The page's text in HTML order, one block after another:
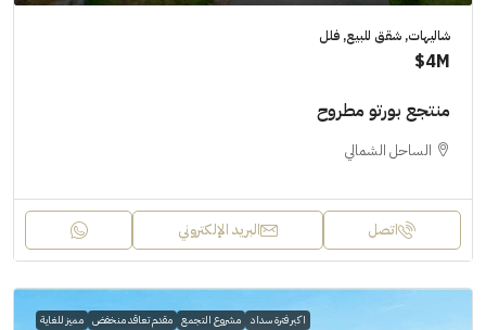
شاليهات, شقق للبيع, فلل
4M$
منتجع بورتو مطروح
الساحل الشمالي
اتصل البريد الإلكتروني
اكبر فترة سداد مشروع التجمع مقدم تعاقد منخفض مميز للغاية